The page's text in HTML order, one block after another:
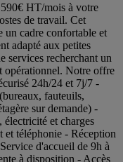
HT/mois à votre
de travail. Cet
un cadre confortable et
adapté aux petites
services recherchant un
opérationnel. Notre offre
24h/24 et 7j/7 -
fauteuils,
sur demande) -
et charges
et téléphonie - Réception
d'accueil de 9h à
à disposition - Accès